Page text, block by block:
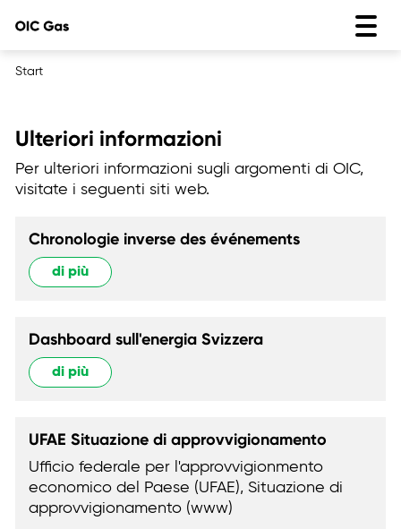
Start
Ulteriori informazioni
Per ulteriori informazioni sugli argomenti di OIC,
visitate i seguenti siti web.
Chronologie inverse des événements
di più
Dashboard sull'energia Svizzera
di più
UFAE Situazione di approvvigionamento
Ufficio federale per l'approvvigionmento
economico del Paese (UFAE), Situazione di
approvvigionamento (www)